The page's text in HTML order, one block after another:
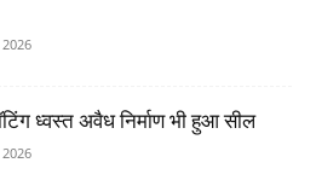
ध्वस्त अवैध निर्माण भी हुआ सील